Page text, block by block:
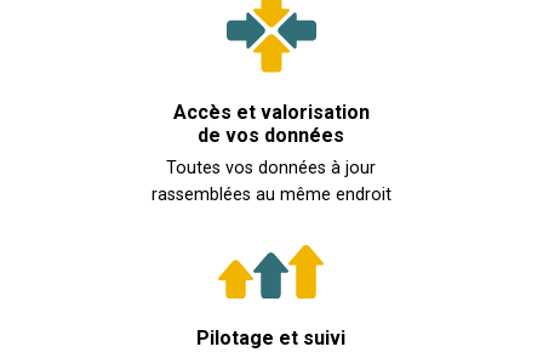
Accès et valorisation
de vos données
Toutes vos données à jour
rassemblées au même endroit
Pilotage et suivi